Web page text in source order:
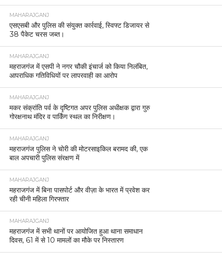
MAHARAJGANJ
एसएसबी और पुलिस की संयुक्त कार्रवाई, स्विफ्ट डिजायर से
38 पैकेट चरस जब्त।
MAHARAJGANJ
महराजगंज में एसपी ने नगर चौकी इंचार्ज को किया निलंबित,
आपराधिक गतिविधियों पर लापरवाही का आरोप
MAHARAJGANJ
मकर संक्रांति पर्व के दृष्टिगत अपर पुलिस अधीक्षक द्वारा गुरु
गोरक्षनाथ मंदिर व पार्किंग स्थल का निरीक्षण।
MAHARAJGANJ
महराजगंज पुलिस ने चोरी की मोटरसाइकिल बरामद की, एक
बाल अपचारी पुलिस संरक्षण में
MAHARAJGANJ
महराजगंज में बिना पासपोर्ट और वीज़ा के भारत में प्रवेश कर
रही चीनी महिला गिरफ्तार
MAHARAJGANJ
महराजगंज में सभी थानों पर आयोजित हुआ थाना समाधान
दिवस, 61 में से 10 मामलों का मौके पर निस्तारण